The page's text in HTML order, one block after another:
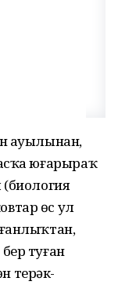
ауылынан,
юғарыраҡ
(биология
өс ул
туған
терәк-